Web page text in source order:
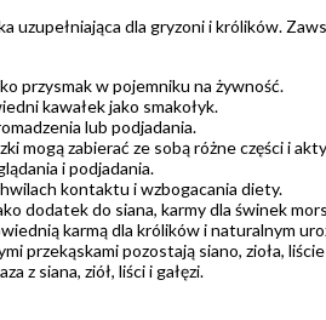
uzupełniająca dla gryzoni i królików.
przysmak w pojemniku na żywność.
kawałek jako smakołyk.
lub podjadania.
mogą zabierać ze sobą różne części i
i podjadania.
kontaktu i wzbogacania diety.
dodatek do siana, karmy dla świnek
karmą dla królików i naturalnym
przekąskami pozostają siano, zioła, liście
z siana, ziół, liści i gałęzi.